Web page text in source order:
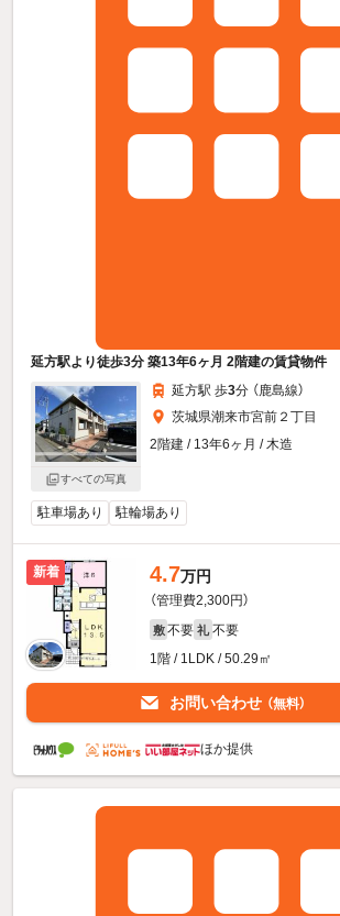
延方駅より徒歩3分 築13年6ヶ月 2階建の賃貸物件
すべての写真
延方駅 歩3分 （鹿島線）
茨城県潮来市宮前２丁目
2階建 / 13年6ヶ月 / 木造
駐車場あり 駐輪場あり
新着 4.7万円
（管理費2,300円）
敷 不要 礼 不要
1階 / 1LDK / 50.29㎡
お問い合わせ （無料）
ほか提供